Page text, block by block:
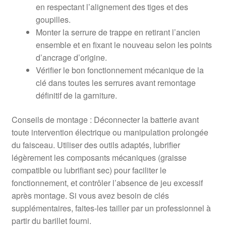
en respectant l’alignement des tiges et des
goupilles.
Monter la serrure de trappe en retirant l’ancien
ensemble et en fixant le nouveau selon les points
d’ancrage d’origine.
Vérifier le bon fonctionnement mécanique de la
clé dans toutes les serrures avant remontage
définitif de la garniture.
Conseils de montage : Déconnecter la batterie avant
toute intervention électrique ou manipulation prolongée
du faisceau. Utiliser des outils adaptés, lubrifier
légèrement les composants mécaniques (graisse
compatible ou lubrifiant sec) pour faciliter le
fonctionnement, et contrôler l’absence de jeu excessif
après montage. Si vous avez besoin de clés
supplémentaires, faites-les tailler par un professionnel à
partir du barillet fourni.